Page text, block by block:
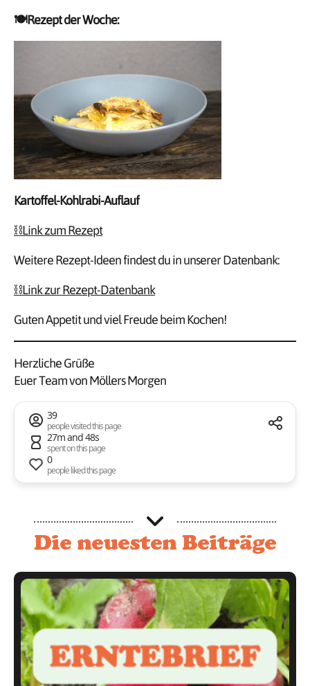
🍽️Rezept der Woche:
Kartoffel-Kohlrabi-Auflauf
⛓️Link zum Rezept
Weitere Rezept-Ideen findest du in unserer Datenbank:
⛓️Link zur Rezept-Datenbank
Guten Appetit und viel Freude beim Kochen!
Herzliche Grüße
Euer Team von Möllers Morgen
39
people visited this page
27m and 48s
spent on this page
0
people liked this page
Die neuesten Beiträge